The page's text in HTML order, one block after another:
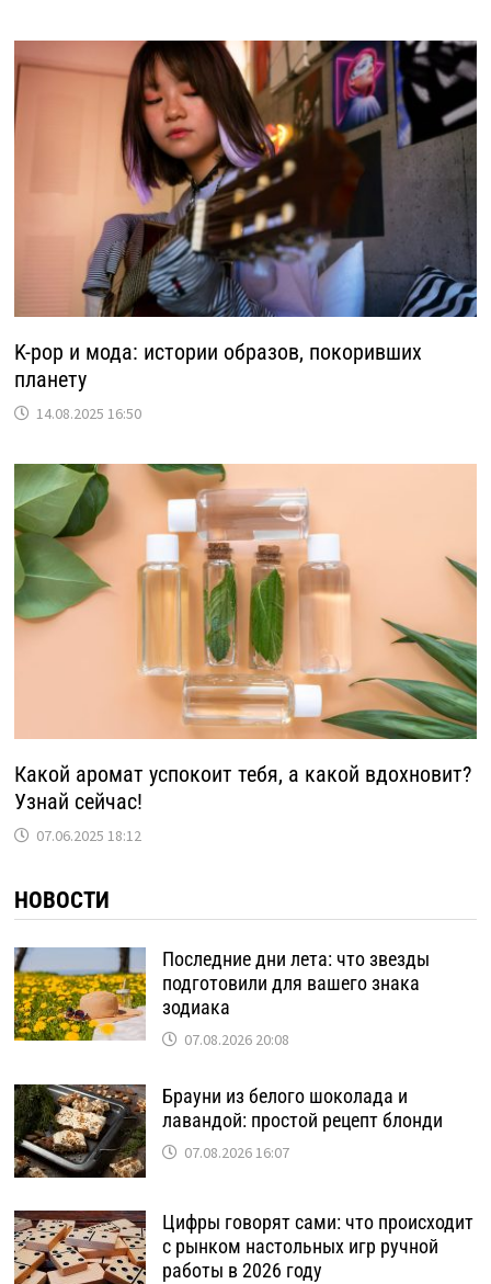
K-pop и мода: истории образов, покоривших
планету
14.08.2025 16:50
Какой аромат успокоит тебя, а какой вдохновит?
Узнай сейчас!
07.06.2025 18:12
НОВОСТИ
Последние дни лета: что звезды
подготовили для вашего знака
зодиака
07.08.2026 20:08
Брауни из белого шоколада и
лавандой: простой рецепт блонди
07.08.2026 16:07
Цифры говорят сами: что происходит
с рынком настольных игр ручной
работы в 2026 году